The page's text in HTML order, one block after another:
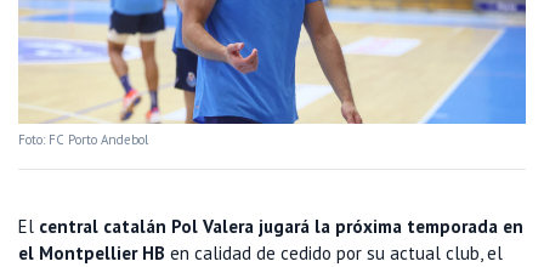
Foto: FC Porto Andebol
El central catalán Pol Valera jugará la próxima temporada en
el Montpellier HB en calidad de cedido por su actual club, el